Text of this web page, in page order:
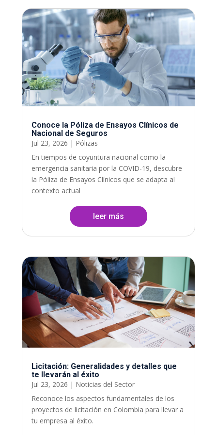
Conoce la Póliza de Ensayos Clínicos de
Nacional de Seguros
Jul 23, 2026 | Pólizas
En tiempos de coyuntura nacional como la
emergencia sanitaria por la COVID-19, descubre
la Póliza de Ensayos Clínicos que se adapta al
contexto actual
leer más
Licitación: Generalidades y detalles que
te llevarán al éxito
Jul 23, 2026 | Noticias del Sector
Reconoce los aspectos fundamentales de los
proyectos de licitación en Colombia para llevar a
tu empresa al éxito.